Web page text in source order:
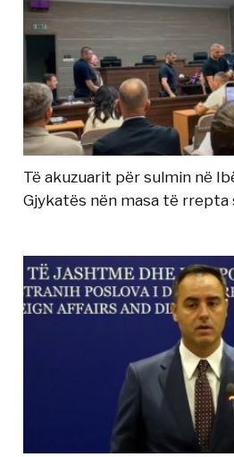
Të akuzuarit për sulmin në
Gjykatës nën masa të rrepta